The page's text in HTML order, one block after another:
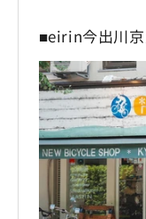
■eirin今出川